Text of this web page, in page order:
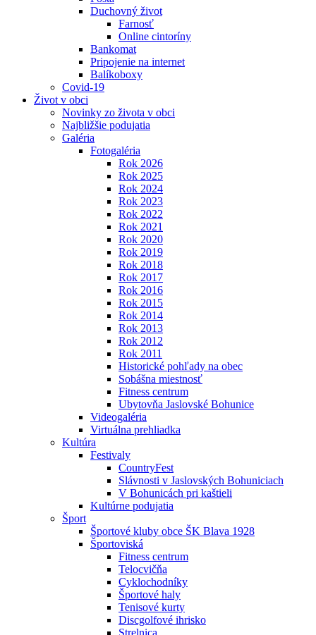
Duchovný život
Farnosť
Online cintoríny
Bankomat
Pripojenie na internet
Balíkoboxy
Covid-19
Život v obci
Novinky zo života v obci
Najbližšie podujatia
Galéria
Fotogaléria
Rok 2026
Rok 2025
Rok 2024
Rok 2023
Rok 2022
Rok 2021
Rok 2020
Rok 2019
Rok 2018
Rok 2017
Rok 2016
Rok 2015
Rok 2014
Rok 2013
Rok 2012
Rok 2011
Historické pohľady na obec
Sobášna miestnosť
Fitness centrum
Ubytovňa Jaslovské Bohunice
Videogaléria
Virtuálna prehliadka
Kultúra
Festivaly
CountryFest
Slávnosti v Jaslovských Bohuniciach
V Bohunicách pri kaštieli
Kultúrne podujatia
Šport
Športové kluby obce ŠK Blava 1928
Športoviská
Fitness centrum
Telocvičňa
Cyklochodníky
Športové haly
Tenisové kurty
Discgolfové ihrisko
Strelnica